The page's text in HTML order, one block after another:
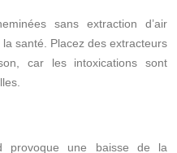
sans extraction d’air
santé. Placez des extracteurs
car les intoxications sont
provoque une baisse de la